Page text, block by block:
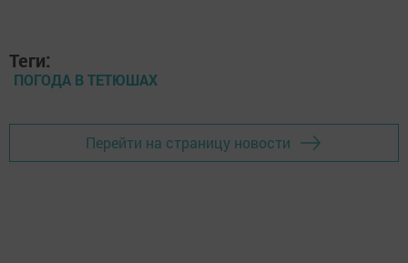
Теги:
ПОГОДА В ТЕТЮШАХ
Перейти на страницу новости